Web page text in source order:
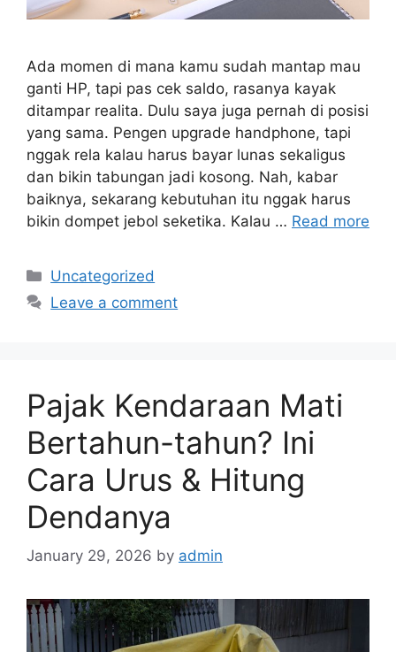
Ada momen di mana kamu sudah mantap mau
ganti HP, tapi pas cek saldo, rasanya kayak
ditampar realita. Dulu saya juga pernah di posisi
yang sama. Pengen upgrade handphone, tapi
nggak rela kalau harus bayar lunas sekaligus
dan bikin tabungan jadi kosong. Nah, kabar
baiknya, sekarang kebutuhan itu nggak harus
bikin dompet jebol seketika. Kalau … Read more
Categories
Uncategorized
Leave a comment
Pajak Kendaraan Mati
Bertahun-tahun? Ini
Cara Urus & Hitung
Dendanya
January 29, 2026 by admin